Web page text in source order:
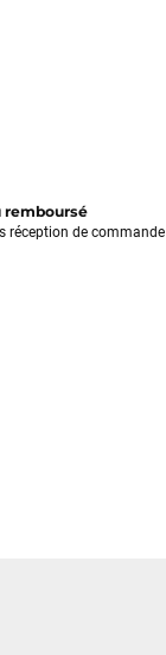
remboursé
réception de commande